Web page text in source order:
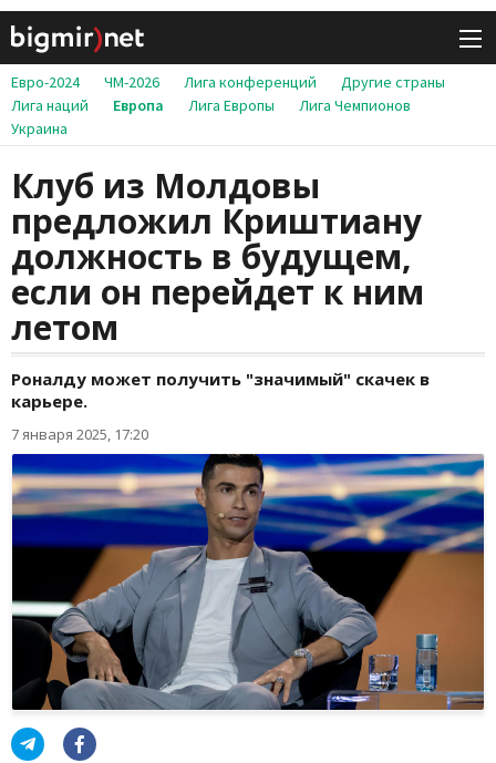
Евро-2024 ЧМ-2026 Лига конференций
Другие страны
Лига наций
Европа Лига Европы
Лига Чемпионов
Украина
Клуб из Молдовы
предложил Криштиану
должность в будущем,
если он перейдет к ним
летом
Роналду может получить "значимый" скачек в
карьере.
7 января 2025, 17:20